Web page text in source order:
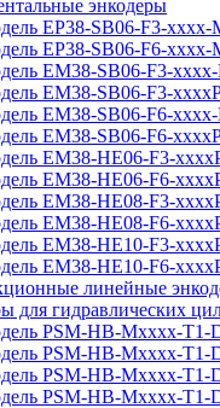
энкодеры
EP38-SB06-F3-xxxx-
EP38-SB06-F6-xxxx-
EM38-SB06-F3-
EM38-SB06-F3-
EM38-SB06-F6-
EM38-SB06-F6-
EM38-HE06-F3-
EM38-HE06-F6-
EM38-HE08-F3-
EM38-HE08-F6-
EM38-HE10-F3-
EM38-HE10-F6-
линейные
для гидравлических
PSM-HB-Mxxxx-T1-
PSM-HB-Mxxxx-T1-
PSM-HB-Mxxxx-T1-
PSM-HB-Mxxxx-T1-